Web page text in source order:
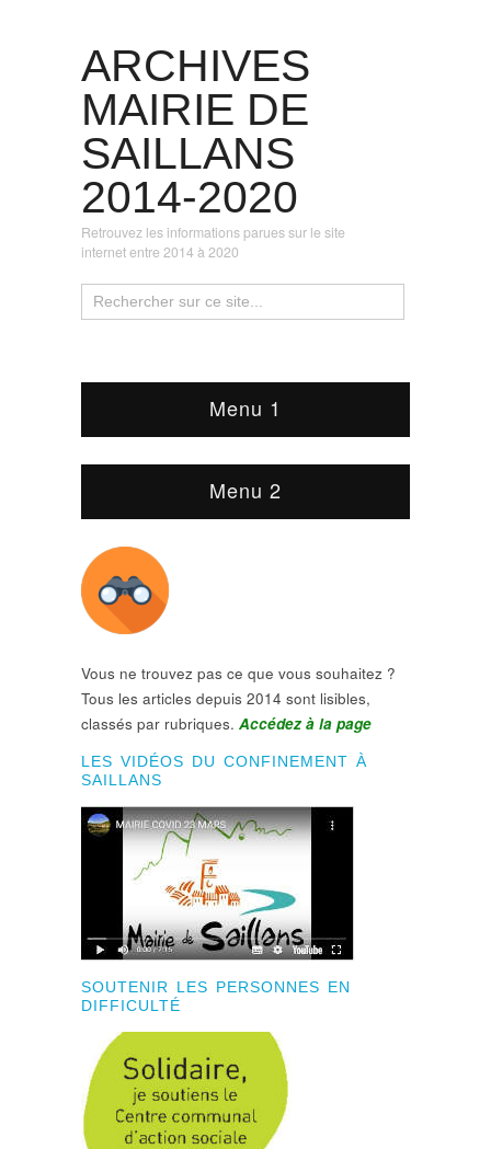
ARCHIVES
MAIRIE DE
SAILLANS
2014-2020
Retrouvez les informations parues sur le site
internet entre 2014 à 2020
Menu 1
Menu 2
Vous ne trouvez pas ce que vous souhaitez ?
Tous les articles depuis 2014 sont lisibles,
classés par rubriques. Accédez à la page
LES VIDÉOS DU CONFINEMENT À
SAILLANS
SOUTENIR LES PERSONNES EN
DIFFICULTÉ